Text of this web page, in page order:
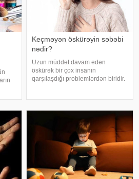
Keçməyən öskürəyin səbəbi
nədir?
Uzun müddət davam edən
öskürək bir çox insanın
qarşılaşdığı problemlərdən biridir.
hər zaman tənəffüs yolu